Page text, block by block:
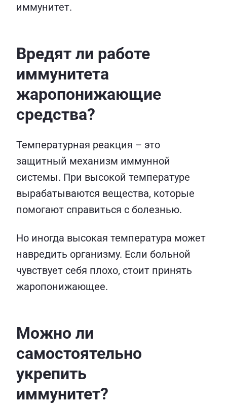
иммунитет.
Вредят ли работе
иммунитета
жаропонижающие
средства?
Температурная реакция – это
защитный механизм иммунной
системы. При высокой температуре
вырабатываются вещества, которые
помогают справиться с болезнью.
Но иногда высокая температура может
навредить организму. Если больной
чувствует себя плохо, стоит принять
жаропонижающее.
Можно ли
самостоятельно
укрепить
иммунитет?